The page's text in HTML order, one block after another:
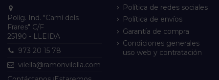
Políg. Ind. "Camí dels
Frares" C/F
25190 - LLEIDA
973 20 15 78
vilella@ramonvilella.com
Política de redes sociales
Política de envíos
Garantía de compra
Condiciones generales
uso web y contratación